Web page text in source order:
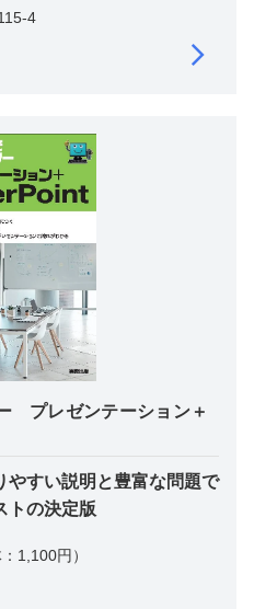
4
プレゼンテーション＋
やすい説明と豊富な問題で
トの決定版
1,100円）